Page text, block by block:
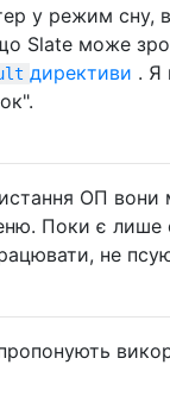
у режим сну,
Slate може
директиви . Я
ОП вони
Поки є лише
не